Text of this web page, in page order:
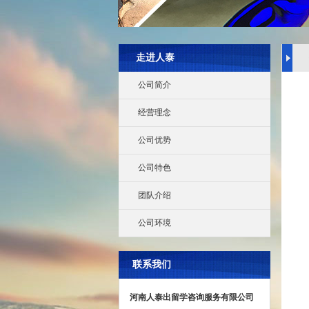
走进人泰
公司简介
经营理念
公司优势
公司特色
团队介绍
公司环境
联系我们
河南人泰出留学咨询服务有限公司